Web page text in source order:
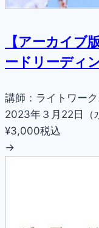
【アーカイブ
ードリーディ
講師：ライトワーク
2023年３月22日（
¥3,000税込
→